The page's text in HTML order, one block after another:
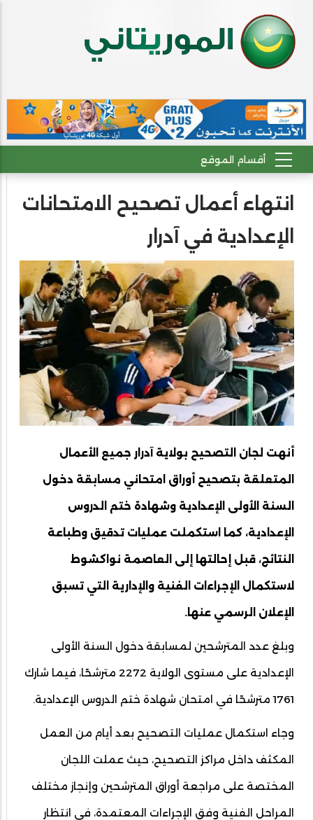
انتهاء أعمال تصحيح الامتحانات
الإعدادية في آدرار
أنهت لجان التصحيح بولاية آدرار جميع الأعمال
المتعلقة بتصحيح أوراق امتحاني مسابقة دخول
السنة الأولى الإعدادية وشهادة ختم الدروس
الإعدادية، كما استكملت عمليات تدقيق وطباعة
النتائج، قبل إحالتها إلى العاصمة نواكشوط
لاستكمال الإجراءات الفنية والإدارية التي تسبق
الإعلان الرسمي عنها.
وبلغ عدد المترشحين لمسابقة دخول السنة الأولى
الإعدادية على مستوى الولاية 2272 مترشحًا، فيما شارك
1761 مترشحًا في امتحان شهادة ختم الدروس الإعدادية.
وجاء استكمال عمليات التصحيح بعد أيام من العمل
المكثف داخل مراكز التصحيح، حيث عملت اللجان
المختصة على مراجعة أوراق المترشحين وإنجاز مختلف
المراحل الفنية وفق الإجراءات المعتمدة، في انتظار